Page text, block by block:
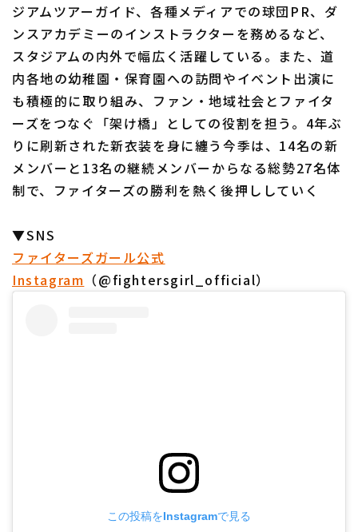
ジアムツアーガイド、各種メディアでの球団PR、ダ
ンスアカデミーのインストラクターを務めるなど、
スタジアムの内外で幅広く活躍している。また、道
内各地の幼稚園・保育園への訪問やイベント出演に
も積極的に取り組み、ファン・地域社会とファイタ
ーズをつなぐ「架け橋」としての役割を担う。4年ぶ
りに刷新された新衣装を身に纏う今季は、14名の新
メンバーと13名の継続メンバーからなる総勢27名体
制で、ファイターズの勝利を熱く後押ししていく
▼SNS
ファイターズガール公式
Instagram （@fightersgirl_official）
この投稿をInstagramで見る